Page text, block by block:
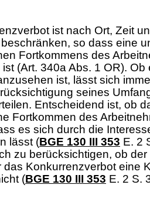
ist nach Ort, Zeit
so dass eine
Fortkommens des
(Art. 340a Abs. 1 OR). Ob
ist, lässt sich
seines
Entscheidend ist, ob
Fortkommen des
es sich durch die
lässt (BGE 130 III 353 E. 2
zu berücksichtigen, ob
das Konkurrenzverbot eine
(BGE 130 III 353 E. 2 S.